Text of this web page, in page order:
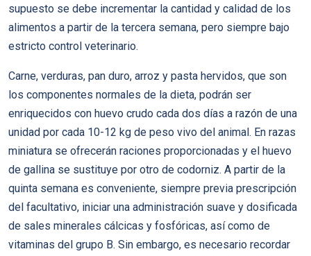
supuesto se debe incrementar la cantidad y calidad de los
alimentos a partir de la tercera semana, pero siempre bajo
estricto control veterinario.
Carne, verduras, pan duro, arroz y pasta hervidos, que son
los componentes normales de la dieta, podrán ser
enriquecidos con huevo crudo cada dos días a razón de una
unidad por cada 10-12 kg de peso vivo del animal. En razas
miniatura se ofrecerán raciones proporcionadas y el huevo
de gallina se sustituye por otro de codorniz. A partir de la
quinta semana es conveniente, siempre previa prescripción
del facultativo, iniciar una administración suave y dosificada
de sales minerales cálcicas y fosfóricas, así como de
vitaminas del grupo B. Sin embargo, es necesario recordar